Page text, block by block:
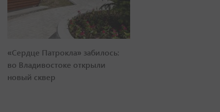
«Сердце Патрокла» забилось:
во Владивостоке открыли
новый сквер